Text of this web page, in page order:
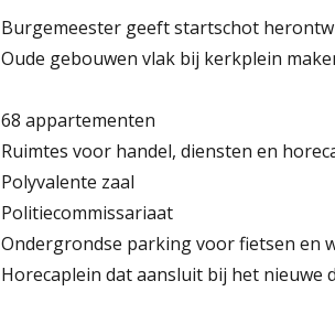
Burgemeester geeft startschot
Oude gebouwen vlak bij kerkplein
68 appartementen
Ruimtes voor handel, diensten en
Polyvalente zaal
Politiecommissariaat
Ondergrondse parking voor fietsen en
Horecaplein dat aansluit bij het nieuwe